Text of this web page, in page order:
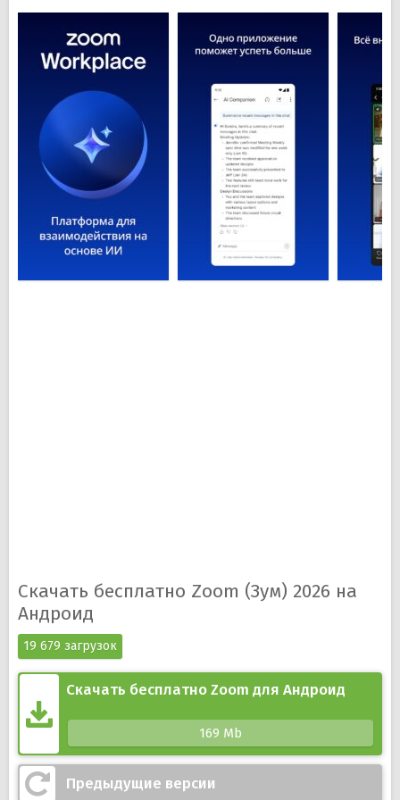
Вашим календарем, что позволяет организовывать
или участвовать в видеочатах самым оптимальным
образом.
Приложение для проведения видеоконференций
Zoom для Андроид скачать
можно бесплатно на
русском языке с нашего сайта.
Основные особенности Zoom для
Android:
Обмен файлами через чат со всех популярных
мессенджеров;
Скачать бесплатно Zoom (Зум) 2026 на
Андроид
19 679 загрузок
Скачать бесплатно Zoom для Андроид
169 Mb
Предыдущие версии